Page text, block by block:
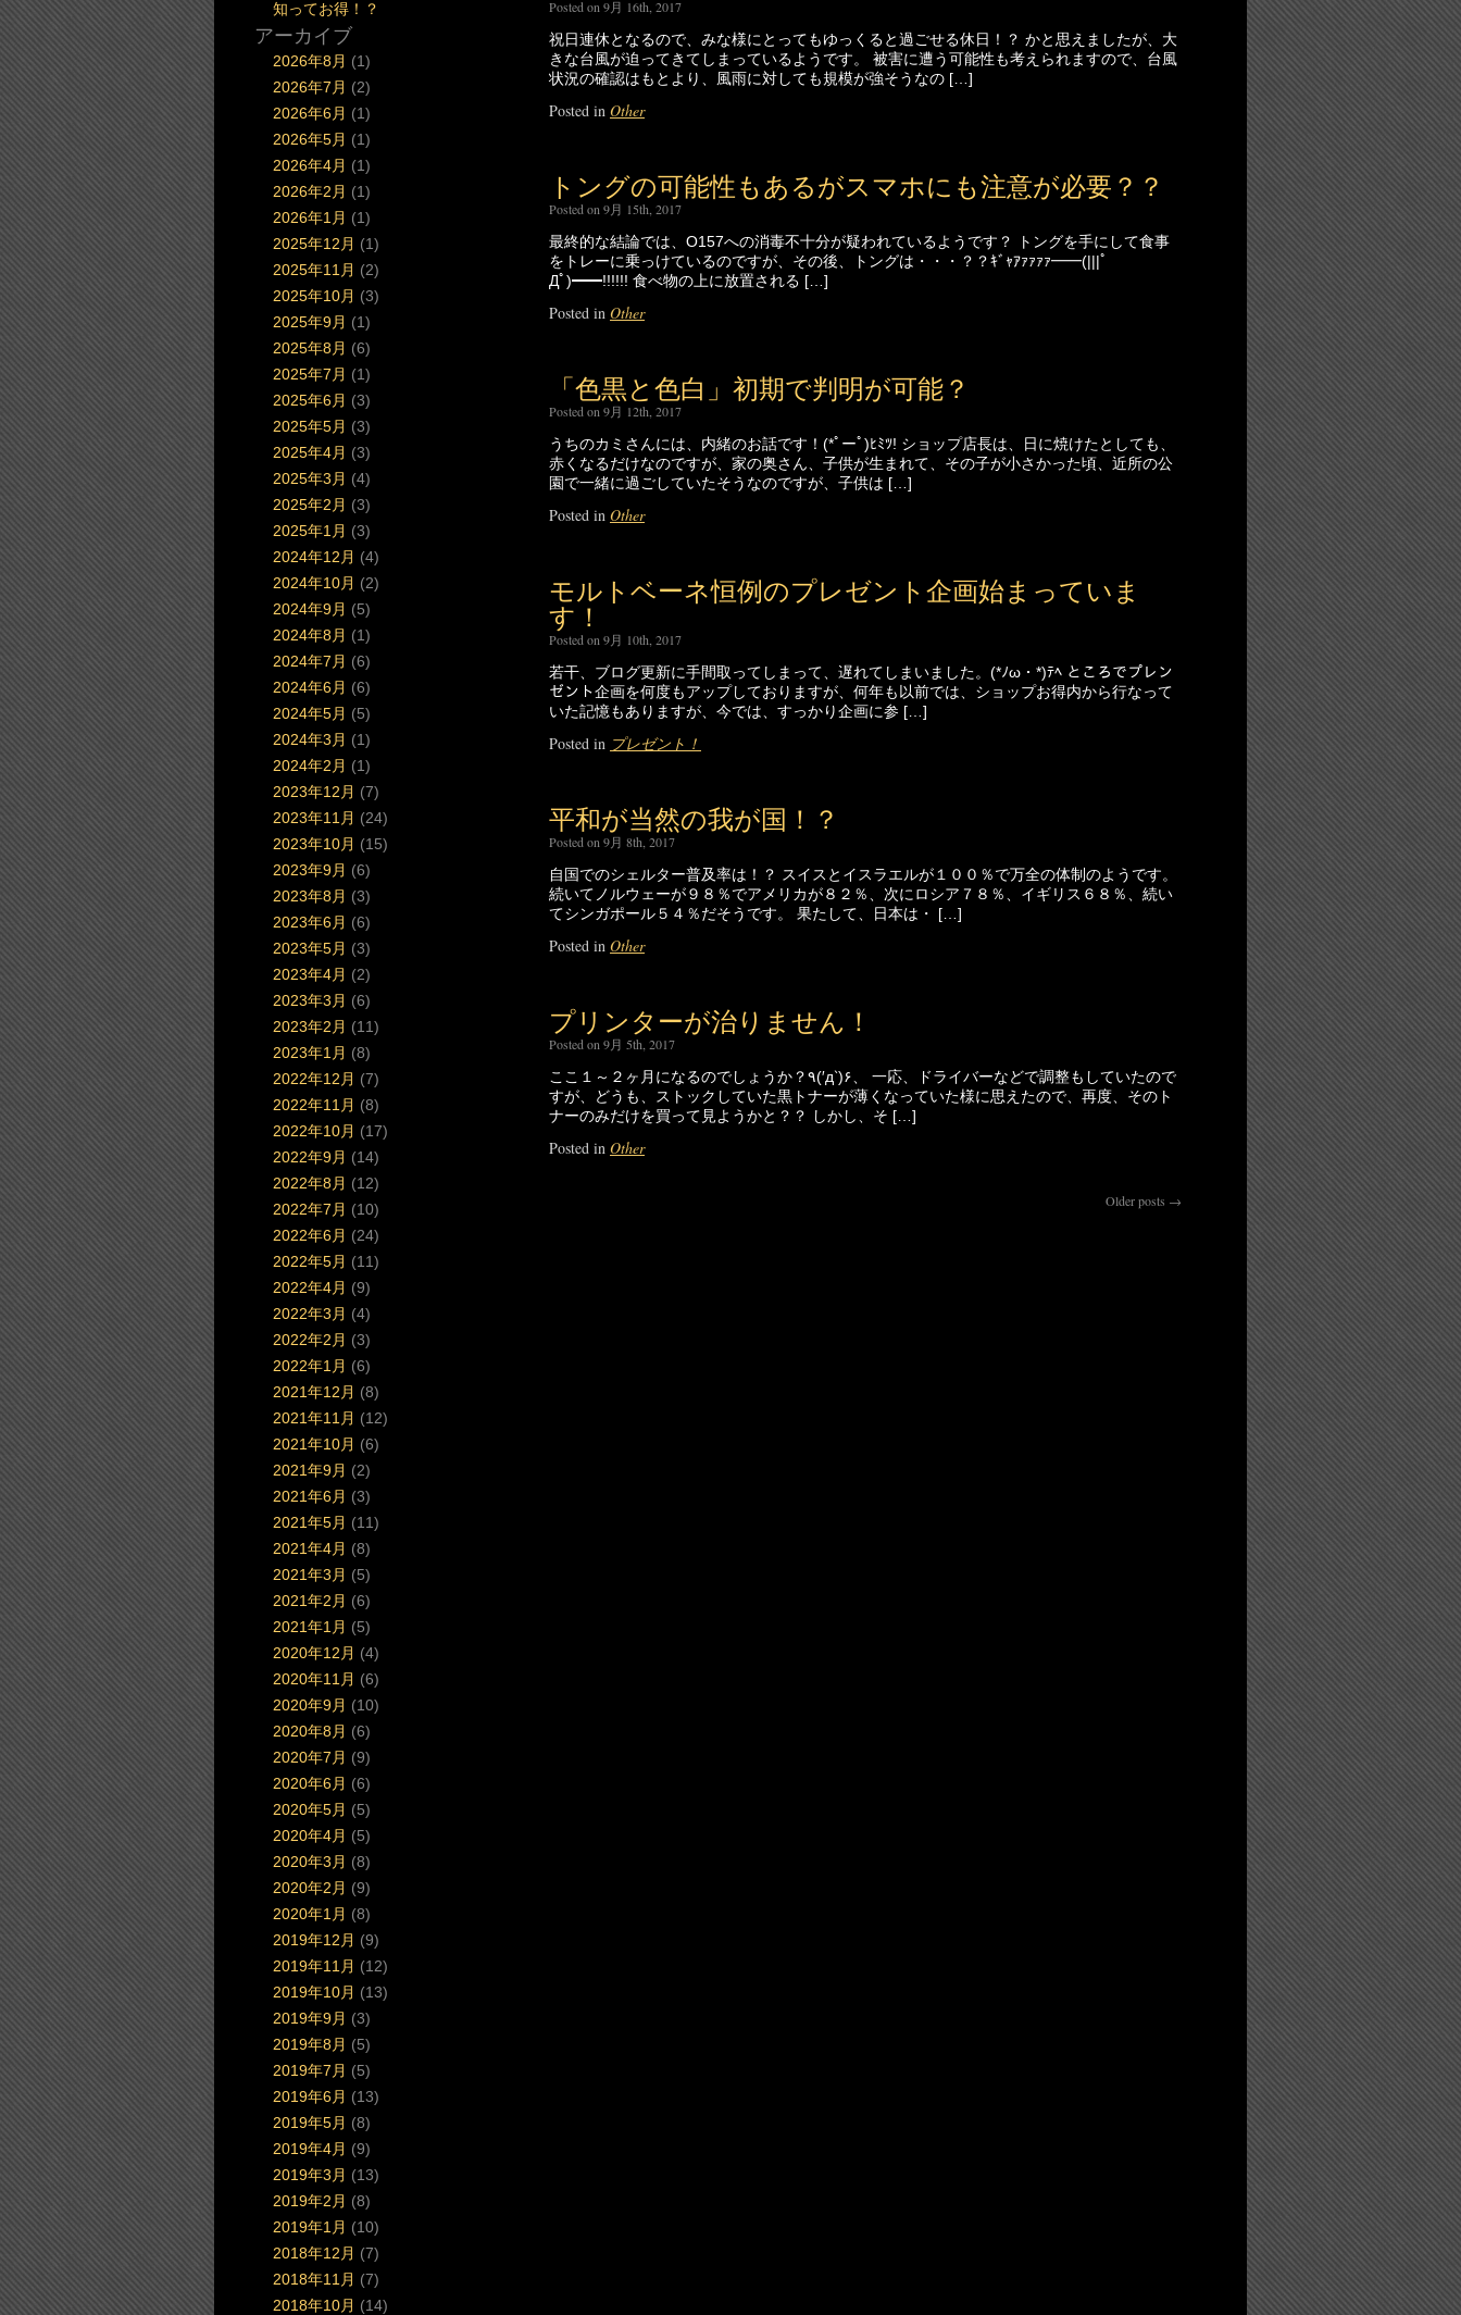
Posted on 9月 16th, 2017
祝日連休となるので、みな様にとってもゆっくると過ごせる休日！？ かと思えましたが、大
きな台風が迫ってきてしまっているようです。 被害に遭う可能性も考えられますので、台風
状況の確認はもとより、風雨に対しても規模が強そうなの […]
Posted in Other
トングの可能性もあるがスマホにも注意が必要？？
Posted on 9月 15th, 2017
最終的な結論では、O157への消毒不十分が疑われているようです？ トングを手にして食事
をトレーに乗っけているのですが、その後、トングは・・・？？ｷﾞｬｱｧｧｧｧ━━(|||ﾟ
Дﾟ)━━!!!!!! 食べ物の上に放置される […]
Posted in Other
「色黒と色白」初期で判明が可能？
Posted on 9月 12th, 2017
うちのカミさんには、内緒のお話です！(*ﾟーﾟ)ﾋﾐﾂ! ショップ店長は、日に焼けたとしても、
赤くなるだけなのですが、家の奥さん、子供が生まれて、その子が小さかった頃、近所の公
園で一緒に過ごしていたそうなのですが、子供は […]
Posted in Other
モルトベーネ恒例のプレゼント企画始まっていま
す！
Posted on 9月 10th, 2017
若干、ブログ更新に手間取ってしまって、遅れてしまいました。(*ﾉω・*)ﾃﾍ ところでプレン
ゼント企画を何度もアップしておりますが、何年も以前では、ショップお得内から行なって
いた記憶もありますが、今では、すっかり企画に参 […]
Posted in プレゼント！
平和が当然の我が国！？
Posted on 9月 8th, 2017
自国でのシェルター普及率は！？ スイスとイスラエルが１００％で万全の体制のようです。
続いてノルウェーが９８％でアメリカが８２％、次にロシア７８％、イギリス６８％、続い
てシンガポール５４％だそうです。 果たして、日本は・ […]
Posted in Other
プリンターが治りません！
Posted on 9月 5th, 2017
ここ１～２ヶ月になるのでしょうか？٩(′д‵)۶、 一応、ドライバーなどで調整もしていたので
すが、どうも、ストックしていた黒トナーが薄くなっていた様に思えたので、再度、そのト
ナーのみだけを買って見ようかと？？ しかし、そ […]
Posted in Other
Older posts →
知ってお得！？
アーカイブ
2026年8月 (1)
2026年7月 (2)
2026年6月 (1)
2026年5月 (1)
2026年4月 (1)
2026年2月 (1)
2026年1月 (1)
2025年12月 (1)
2025年11月 (2)
2025年10月 (3)
2025年9月 (1)
2025年8月 (6)
2025年7月 (1)
2025年6月 (3)
2025年5月 (3)
2025年4月 (3)
2025年3月 (4)
2025年2月 (3)
2025年1月 (3)
2024年12月 (4)
2024年10月 (2)
2024年9月 (5)
2024年8月 (1)
2024年7月 (6)
2024年6月 (6)
2024年5月 (5)
2024年3月 (1)
2024年2月 (1)
2023年12月 (7)
2023年11月 (24)
2023年10月 (15)
2023年9月 (6)
2023年8月 (3)
2023年6月 (6)
2023年5月 (3)
2023年4月 (2)
2023年3月 (6)
2023年2月 (11)
2023年1月 (8)
2022年12月 (7)
2022年11月 (8)
2022年10月 (17)
2022年9月 (14)
2022年8月 (12)
2022年7月 (10)
2022年6月 (24)
2022年5月 (11)
2022年4月 (9)
2022年3月 (4)
2022年2月 (3)
2022年1月 (6)
2021年12月 (8)
2021年11月 (12)
2021年10月 (6)
2021年9月 (2)
2021年6月 (3)
2021年5月 (11)
2021年4月 (8)
2021年3月 (5)
2021年2月 (6)
2021年1月 (5)
2020年12月 (4)
2020年11月 (6)
2020年9月 (10)
2020年8月 (6)
2020年7月 (9)
2020年6月 (6)
2020年5月 (5)
2020年4月 (5)
2020年3月 (8)
2020年2月 (9)
2020年1月 (8)
2019年12月 (9)
2019年11月 (12)
2019年10月 (13)
2019年9月 (3)
2019年8月 (5)
2019年7月 (5)
2019年6月 (13)
2019年5月 (8)
2019年4月 (9)
2019年3月 (13)
2019年2月 (8)
2019年1月 (10)
2018年12月 (7)
2018年11月 (7)
2018年10月 (14)